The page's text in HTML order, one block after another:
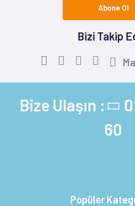
Abone Ol
Bizi Takip
Bize Ulaşın :
60
Popüler